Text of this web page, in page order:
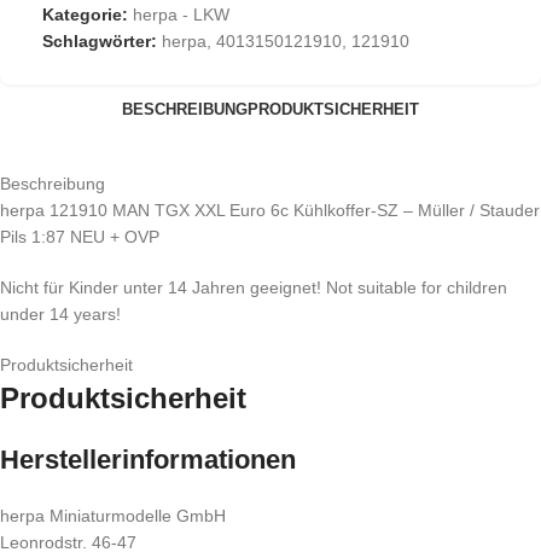
Kategorie: herpa - LKW
Schlagwörter: herpa, 4013150121910, 121910
BESCHREIBUNGPRODUKTSICHERHEIT
Beschreibung
herpa 121910 MAN TGX XXL Euro 6c Kühlkoffer-SZ – Müller / Stauder
Pils 1:87 NEU + OVP
Nicht für Kinder unter 14 Jahren geeignet! Not suitable for children
under 14 years!
Produktsicherheit
Produktsicherheit
Herstellerinformationen
herpa Miniaturmodelle GmbH
Leonrodstr. 46-47